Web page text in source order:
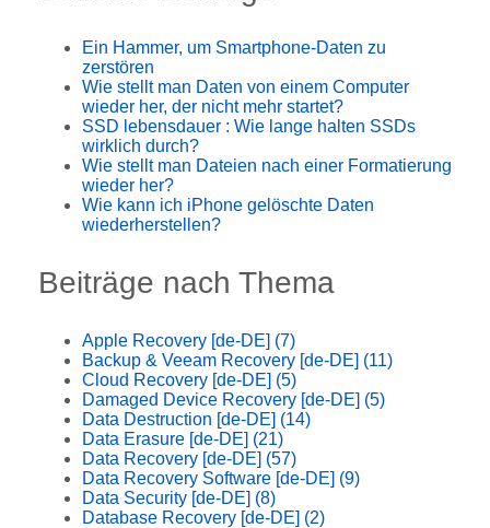
Ein Hammer, um Smartphone-Daten zu
zerstören
Wie stellt man Daten von einem Computer
wieder her, der nicht mehr startet?
SSD lebensdauer : Wie lange halten SSDs
wirklich durch?
Wie stellt man Dateien nach einer Formatierung
wieder her?
Wie kann ich iPhone gelöschte Daten
wiederherstellen?
Beiträge nach Thema
Apple Recovery [de-DE] (7)
Backup & Veeam Recovery [de-DE] (11)
Cloud Recovery [de-DE] (5)
Damaged Device Recovery [de-DE] (5)
Data Destruction [de-DE] (14)
Data Erasure [de-DE] (21)
Data Recovery [de-DE] (57)
Data Recovery Software [de-DE] (9)
Data Security [de-DE] (8)
Database Recovery [de-DE] (2)